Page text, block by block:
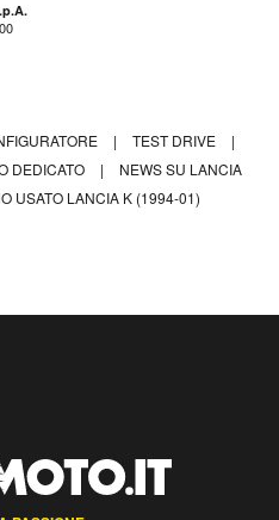
| TEST DRIVE
|
DEDICATO |
NEWS SU LANCIA
USATO LANCIA K (1994-01)